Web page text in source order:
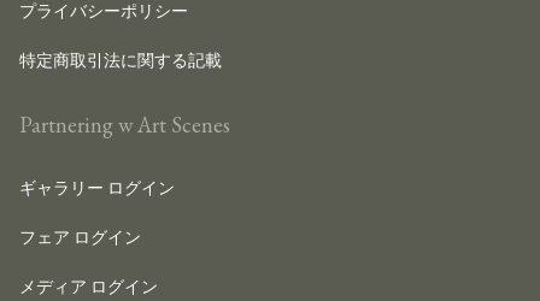
プライバシーポリシー
特定商取引法に関する記載
Partnering w Art Scenes
ギャラリー ログイン
フェア ログイン
メディア ログイン